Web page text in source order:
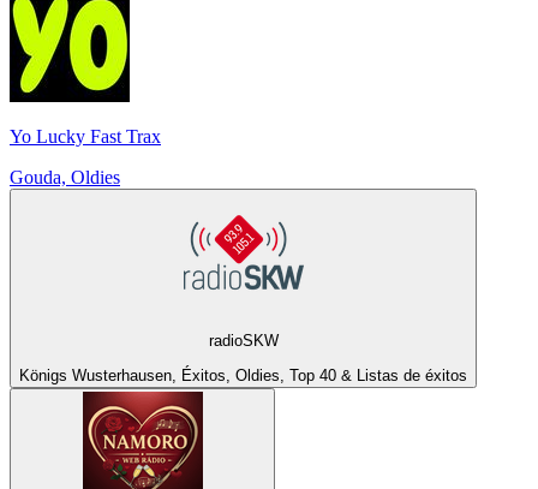
Yo Lucky Fast Trax
Gouda, Oldies
radioSKW
Königs Wusterhausen, Éxitos, Oldies, Top 40 & Listas de éxitos